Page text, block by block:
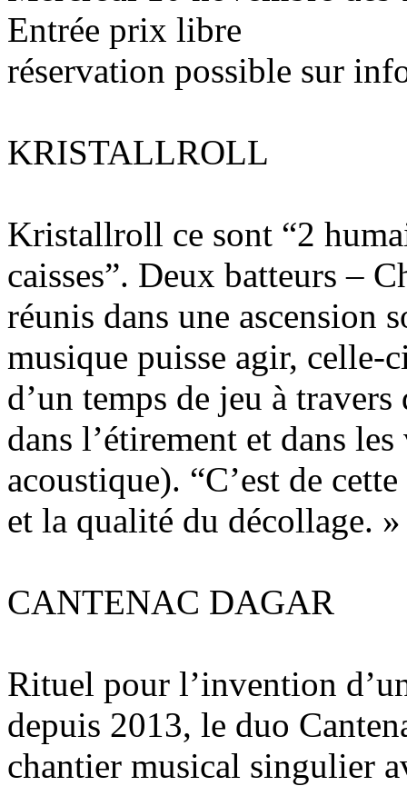
Entrée prix libre
réservation possible sur
KRISTALLROLL
Kristallroll ce sont “2
caisses”. Deux batteurs –
réunis dans une ascension
musique puisse agir, celle-
d’un temps de jeu à
dans l’étirement et dans
acoustique). “C’est de
et la qualité du décollage. »
CANTENAC DAGAR
Rituel pour l’invention
depuis 2013, le duo
chantier musical singulier